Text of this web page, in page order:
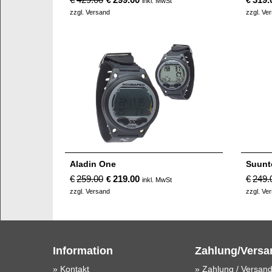
zzgl. Versand
zzgl.
Aladin One
€259.00 €219.00 inkl. MwSt
zzgl. Versand
€
zzgl.
Information
» Kontakt
Zahlung/
» Zahlung / Versand